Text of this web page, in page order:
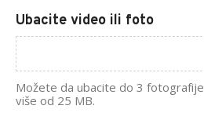
Ubacite video ili foto
Možete da ubacite do 3
više od 25 MB.